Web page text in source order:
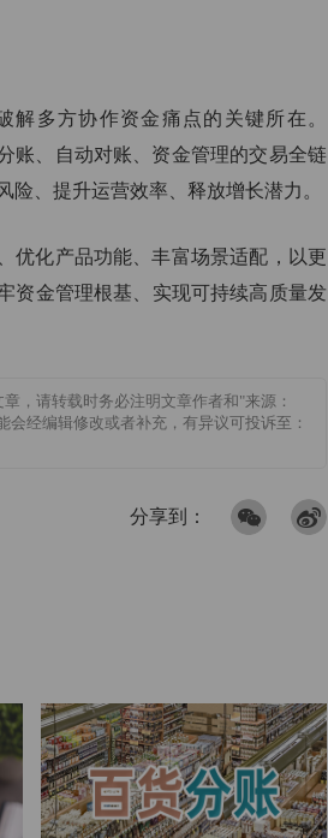
多方协作资金痛点的关键所在。
账、自动对账、资金管理的交易全链
、提升运营效率、释放增长潜力。
优化产品功能、丰富场景适配，以更
资金管理根基、实现可持续高质量发
，请转载时务必注明文章作者和"来源：
经编辑修改或者补充，有异议可投诉至：
分享到：